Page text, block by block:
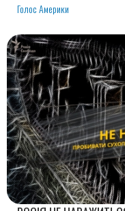
Голос Америки